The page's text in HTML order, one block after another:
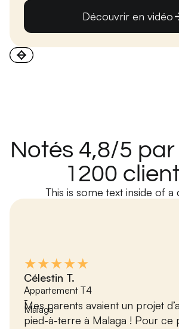
Découvrir en vidéo
Notés 4,8/5
1200
This is some text inside of a
★★★★★
Célestin T.
Appartement T4
-
Málaga
Mes parents avaient un projet
pied-à-terre à Malaga ! Pour ce